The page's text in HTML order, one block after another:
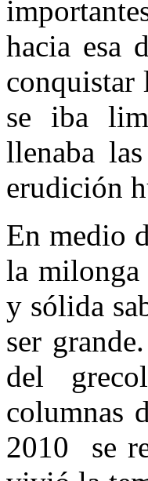
hacia esa
conquistar
se iba
llenaba
erudición
En medio
la milonga
y sólida
ser
del
columnas
2010 se